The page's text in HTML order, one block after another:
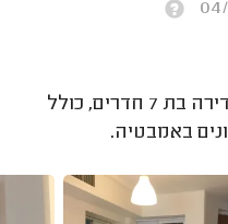
עבודת צבע וטיח בדירה בת 7 חדרים, כולל
באמבטיה.